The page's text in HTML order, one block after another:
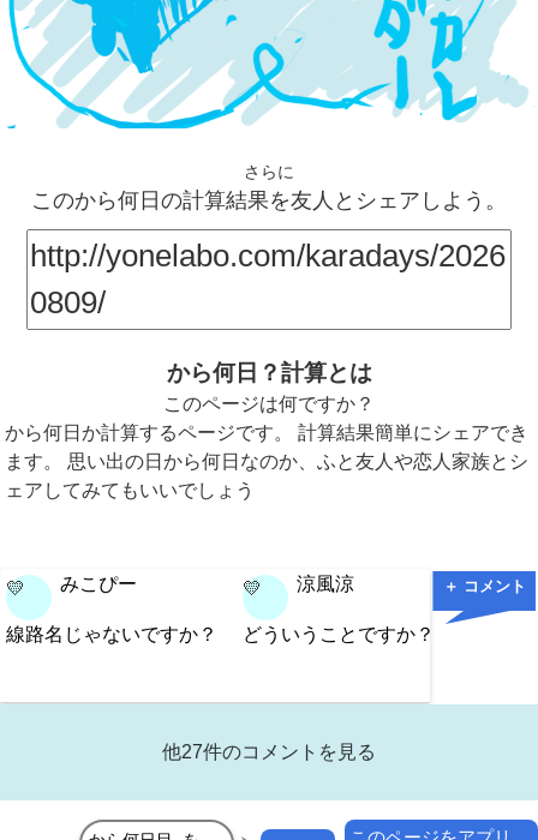
さらに
このから何日の計算結果を友人とシェアしよう。
から何日？計算とは
このページは何ですか？
から何日か計算するページです。 計算結果簡単にシェアでき
ます。 思い出の日から何日なのか、ふと友人や恋人家族とシ
ェアしてみてもいいでしょう
＋ コメント
💛 みこぴー
線路名じゃないですか？
💛 涼風涼
どういうことですか？
💛
他27件のコメントを見る